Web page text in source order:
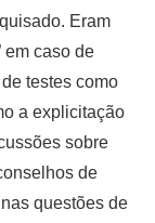
Eram
em caso de
testes como
a explicitação
sobre
de
questões de